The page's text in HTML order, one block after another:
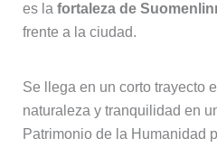
es la fortaleza de
frente a la ciudad.
Se llega en un corto trayecto
naturaleza y tranquilidad en
Patrimonio de la Humanidad